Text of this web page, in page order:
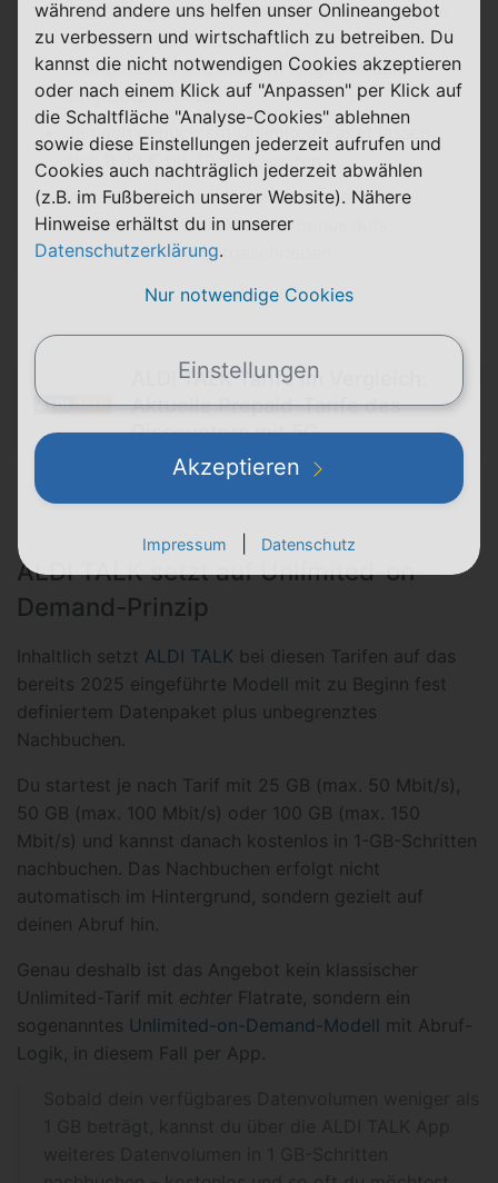
Das Startguthaben (10 €) bleibt in den ersten
4 Wochen der Nutzung des Unlimited-Tarifs
unangetastet und kann im Folgezeitraum
eingesetzt werden
Je nach gebuchtem Unlimited-Paket lassen
sich 9,99 € bis 19,99 € sparen
Wer seine Rufnummer mitbringt, erhält
zusätzlich 10 € als Wechselbonus aufs
Guthabenkonto gutgeschrieben
ALDI TALK Tarife im Vergleich:
Aktuelle Prepaid-Tarife des
Discounters mit 5G
ALDI TALK setzt auf Unlimited-on-
Demand-Prinzip
Inhaltlich setzt ALDI TALK bei diesen Tarifen auf das
bereits 2025 eingeführte Modell mit zu Beginn fest
definiertem Datenpaket plus unbegrenztes
Nachbuchen.
Du startest je nach Tarif mit 25 GB (max. 50 Mbit/s),
50 GB (max. 100 Mbit/s) oder 100 GB (max. 150
Mbit/s) und kannst danach kostenlos in 1-GB-Schritten
nachbuchen. Das Nachbuchen erfolgt nicht
automatisch im Hintergrund, sondern gezielt auf
deinen Abruf hin.
Genau deshalb ist das Angebot kein klassischer
Unlimited-Tarif mit echter Flatrate, sondern ein
sogenanntes Unlimited-on-Demand-Modell mit Abruf-
Logik, in diesem Fall per App.
während andere uns helfen unser Onlineangebot
zu verbessern und wirtschaftlich zu betreiben. Du
kannst die nicht notwendigen Cookies akzeptieren
oder nach einem Klick auf "Anpassen" per Klick auf
die Schaltfläche "Analyse-Cookies" ablehnen
sowie diese Einstellungen jederzeit aufrufen und
Cookies auch nachträglich jederzeit abwählen
(z.B. im Fußbereich unserer Website). Nähere
Hinweise erhältst du in unserer
Datenschutzerklärung.
Nur notwendige Cookies
Einstellungen
Akzeptieren
Impressum Datenschutz